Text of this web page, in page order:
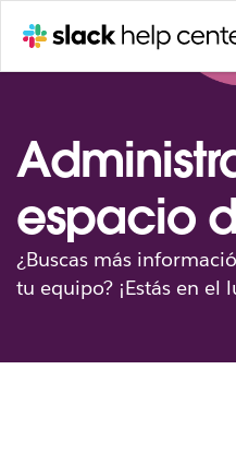
espacio
¿Buscas más
tu equipo? ¡Estás en el